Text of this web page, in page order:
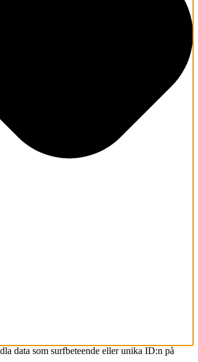
data som surfbeteende eller unika ID:n på